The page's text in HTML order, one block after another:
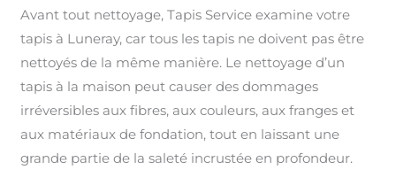
Avant tout nettoyage, Tapis Service examine votre
tapis à Luneray, car tous les tapis ne doivent pas être
nettoyés de la même manière. Le nettoyage d’un
tapis à la maison peut causer des dommages
irréversibles aux fibres, aux couleurs, aux franges et
aux matériaux de fondation, tout en laissant une
grande partie de la saleté incrustée en profondeur.